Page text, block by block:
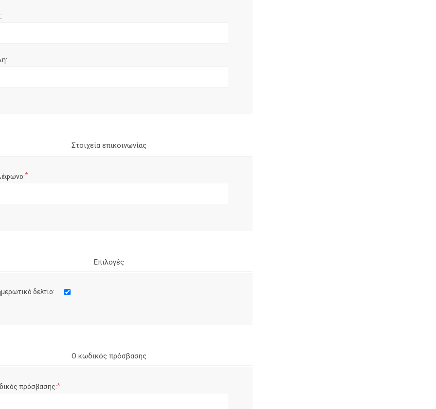
Στοιχεία επικοινωνίας
*
Επιλογές
δελτίο:
Ο κωδικός πρόσβασης
πρόσβασης:*